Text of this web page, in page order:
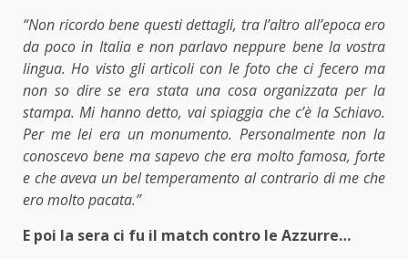
“Non ricordo bene questi dettagli, tra l’altro all’epoca ero
da poco in Italia e non parlavo neppure bene la vostra
lingua. Ho visto gli articoli con le foto che ci fecero ma
non so dire se era stata una cosa organizzata per la
stampa. Mi hanno detto, vai spiaggia che c’è la Schiavo.
Per me lei era un monumento. Personalmente non la
conoscevo bene ma sapevo che era molto famosa, forte
e che aveva un bel temperamento al contrario di me che
ero molto pacata.”
E poi la sera ci fu il match contro le Azzurre…